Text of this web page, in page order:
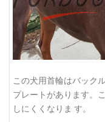
この犬用首輪はバック
プレートがあります。
しにくくなりま す。